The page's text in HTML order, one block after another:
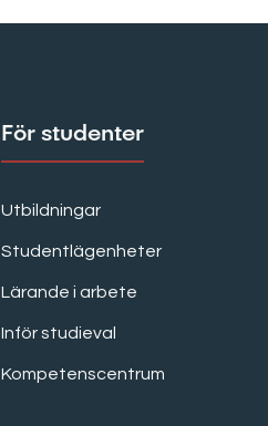
För studenter
Utbildningar
Studentlägenheter
Lärande i arbete
Inför studieval
Kompetenscentrum